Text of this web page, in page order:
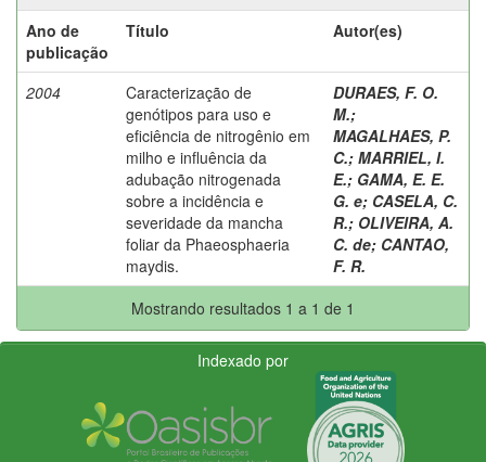
Ano de
publicação
Título Autor(es)
2004
Caracterização de
genótipos para uso e
eficiência de nitrogênio em
milho e influência da
adubação nitrogenada
sobre a incidência e
severidade da mancha
foliar da Phaeosphaeria
maydis.
DURAES, F. O.
M.;
MAGALHAES, P.
C.; MARRIEL, I.
E.; GAMA, E. E.
G. e; CASELA, C.
R.; OLIVEIRA, A.
C. de; CANTAO,
F. R.
Mostrando resultados 1 a 1 de 1
Indexado por